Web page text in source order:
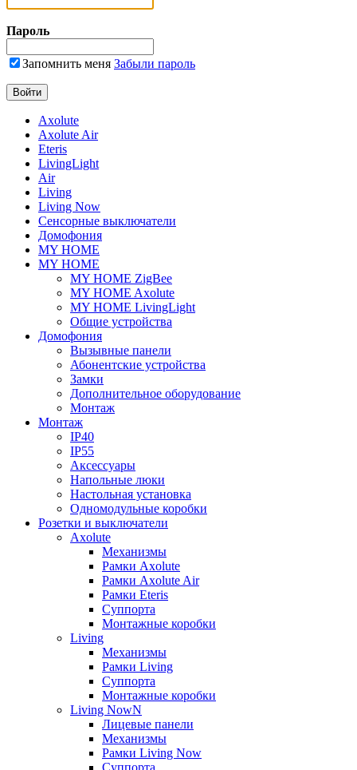
Пароль
Запомнить меня Забыли пароль
Axolute
Axolute Air
Eteris
LivingLight
Air
Living
Living Now
Сенсорные выключатели
Домофония
MY HOME
MY HOME
MY HOME ZigBee
MY HOME Axolute
MY HOME LivingLight
Общие устройства
Домофония
Вызывные панели
Абонентские устройства
Замки
Дополнительное оборудование
Монтаж
Монтаж
IP40
IP55
Аксессуары
Напольные люки
Настольная установка
Одномодульные коробки
Розетки и выключатели
Axolute
Механизмы
Рамки Axolute
Рамки Axolute Air
Рамки Eteris
Суппорта
Монтажные коробки
Living
Механизмы
Рамки Living
Суппорта
Монтажные коробки
Living NowN
Лицевые панели
Механизмы
Рамки Living Now
Суппорта